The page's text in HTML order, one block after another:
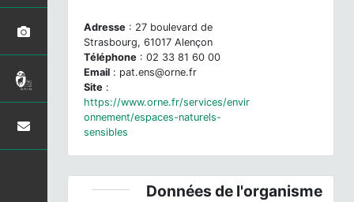
Adresse : 27 boulevard de
Strasbourg, 61017 Alençon
Téléphone : 02 33 81 60 00
Email : pat.ens@orne.fr
Site :
https://www.orne.fr/services/envir
onnement/espaces-naturels-
sensibles
Données de l'organisme